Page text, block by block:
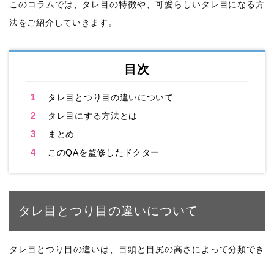
このコラムでは、タレ目の特徴や、可愛らしいタレ目になる方
法をご紹介していきます。
目次
1 タレ目とつり目の違いについて
2 タレ目にする方法とは
3 まとめ
4 このQAを監修したドクター
タレ目とつり目の違いについて
タレ目とつり目の違いは、目頭と目尻の高さによって分類でき